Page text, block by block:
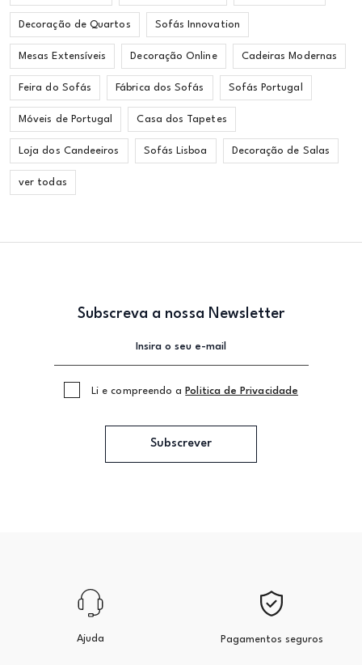
Decoração de Quartos Sofás Innovation
Mesas Extensíveis Decoração Online Cadeiras Modernas
Feira do Sofás Fábrica dos Sofás Sofás Portugal
Móveis de Portugal Casa dos Tapetes
Loja dos Candeeiros Sofás Lisboa Decoração de Salas
ver todas
Subscreva a nossa Newsletter
Li e compreendo a Politica de Privacidade
Subscrever
Ajuda Pagamentos seguros